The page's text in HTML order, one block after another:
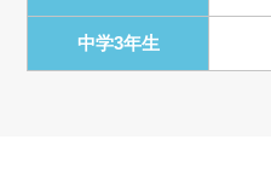
中学3年生